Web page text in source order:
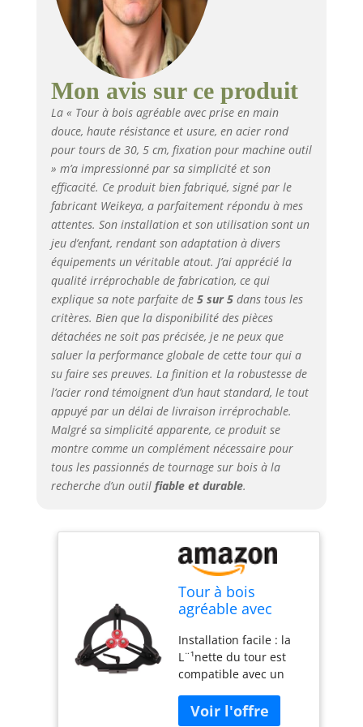
broches comme les
tables de baseball, les
pieds de table et de
Haute résistance et
stabilité : ils sont
fabriqués en matériau
souple non usé à
haute résistance et
peuvent maintenir
fermement la pièce
d'usine, pas facile à
glisser Matériaux
fiables : en acier,
léger, bonne
résistance, plasticite,
résistance à la
chaleur. Matériau
uniforme pour une
grande sécurité de
travail
Mon avis sur ce produit
La « Tour à bois agréable avec prise en main
douce, haute résistance et usure, en acier rond
pour tours de 30, 5 cm, fixation pour machine outil
» m’a impressionné par sa simplicité et son
efficacité. Ce produit bien fabriqué, signé par le
fabricant Weikeya, a parfaitement répondu à mes
attentes. Son installation et son utilisation sont un
jeu d’enfant, rendant son adaptation à divers
équipements un véritable atout. J’ai apprécié la
qualité irréprochable de fabrication, ce qui
explique sa note parfaite de 5 sur 5dans tous les
critères. Bien que la disponibilité des pièces
détachées ne soit pas précisée, je ne peux que
saluer la performance globale de cette tour qui a
su faire ses preuves. La finition et la robustesse de
l’acier rond témoignent d’un haut standard, le tout
appuyé par un délai de livraison irréprochable.
Malgré sa simplicité apparente, ce produit se
montre comme un complément nécessaire pour
tous les passionnés de tournage sur bois à la
recherche d’un outil fiable et durable.
Tour à bois
agréable avec
douce, haute
résistance et
usure, en acier
rond pour tours
de 30,5
Installation facile : la
L¨¹nette du tour est
compatible avec un
cm. Facile à installer,